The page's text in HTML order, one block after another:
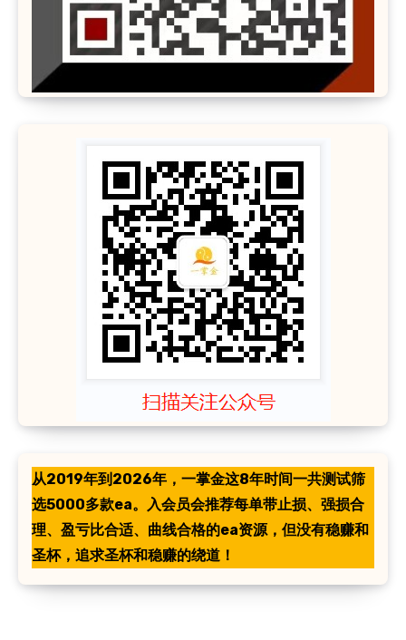
从2019年到2026年，一掌金这8年时间一共测试筛
选5000多款ea。入会员会推荐每单带止损、强损合
理、盈亏比合适、曲线合格的ea资源，但没有稳赚和
圣杯，追求圣杯和稳赚的绕道！